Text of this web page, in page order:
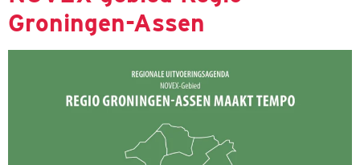
Groningen-Assen